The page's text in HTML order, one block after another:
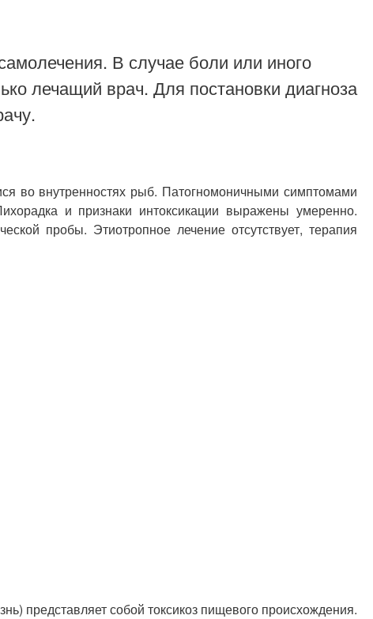
В случае боли или иного
лечащий врач. Для постановки диагноза
во внутренностях рыб. Патогномоничными симптомами
и признаки интоксикации выражены умеренно.
пробы. Этиотропное лечение отсутствует, терапия
представляет собой токсикоз пищевого происхождения.